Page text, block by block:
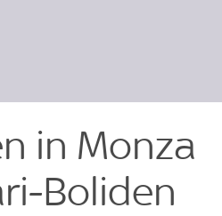
in Monza
Boliden